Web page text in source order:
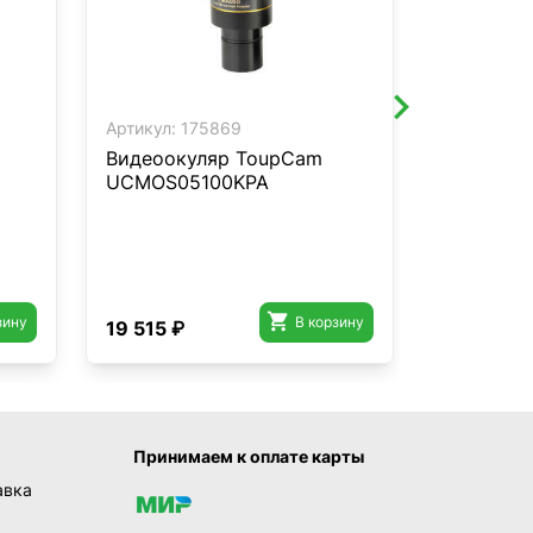
Артикул: 175869
Видеоокуляр ToupCam
UCMOS05100KPA
19 515 ₽  В корзину
Принимаем к оплате карты